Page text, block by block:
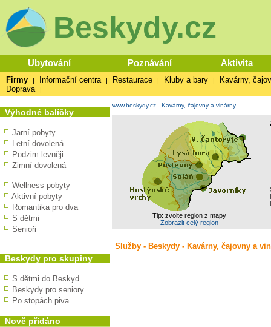
Beskydy.cz
Ubytování Poznávání Aktivita
Firmy | Informační centra | Restaurace | Kluby a bary |
Kavárny,
Doprava
|
Výhodné balíčky
Jarní pobyty
Letní dovolená
Podzim levněji
Zimní dovolená
Wellness pobyty
Aktivní pobyty
Romantika pro dva
S dětmi
Senioři
Beskydy pro skupiny
S dětmi do Beskyd
Beskydy pro seniory
Po stopách piva
Nově přidáno
www.beskydy.cz - Kavárny, čajovny a vinárny
Tip: zvolte region z mapy
Zobrazit celý region
Služby - Beskydy - Kavárny, čajovny a